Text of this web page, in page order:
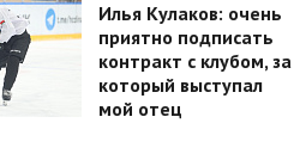
Илья Кулаков: очень
приятно подписать
контракт с клубом, за
который выступал
мой отец